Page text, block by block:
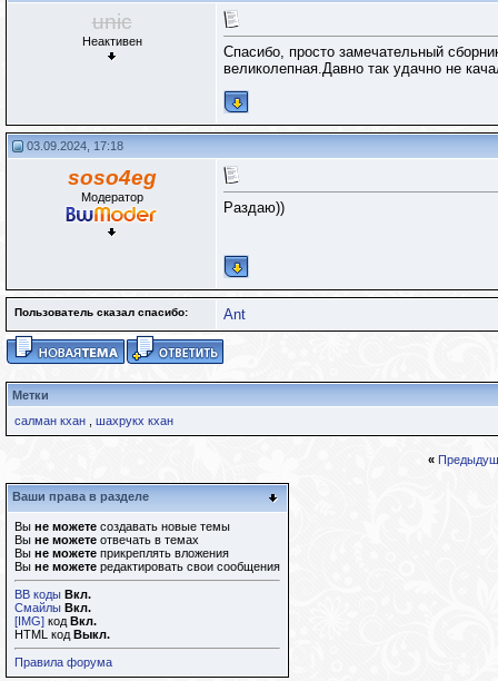
unic
Неактивен
Спасибо, просто замечательный
великолепная.Давно так удачно не
03.09.2024, 17:18
soso4eg
Модератор
Раздаю))
Пользователь сказал cпасибо: Ant
Метки
салман кхан
шахрукх кхан
«
Ваши права в разделе
Вы не можете создавать новые темы
Вы не можете отвечать в темах
Вы не можете прикреплять вложения
Вы не можете редактировать свои сообщения
BB коды Вкл.
Смайлы Вкл.
[IMG] код Вкл.
HTML код Выкл.
Правила форума